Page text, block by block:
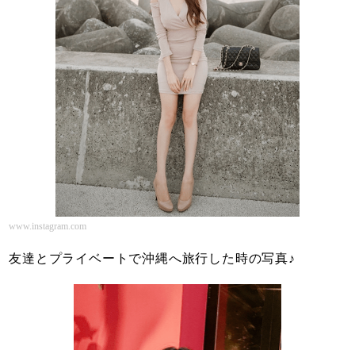
www.instagram.com
友達とプライベートで沖縄へ旅行した時の写真♪